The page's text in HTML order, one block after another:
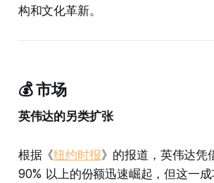
构和文化革新。
💰 市场
英伟达的另类扩张
根据《纽约时报》的报道，英伟达凭
90% 以上的份额迅速崛起，但这一